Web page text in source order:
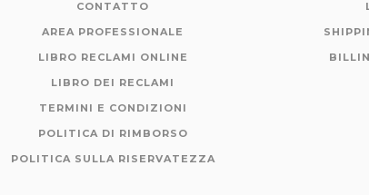
CONTATTO
AREA PROFESSIONALE
LIBRO RECLAMI ONLINE
LIBRO DEI RECLAMI
TERMINI E CONDIZIONI
POLITICA DI RIMBORSO
POLITICA SULLA RISERVATEZZA